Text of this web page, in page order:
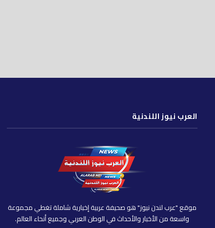
العرب نيوز اللندنية
موقع "عرب لندن نيوز" هو صحيفة عربية إخبارية شاملة تغطي مجموعة
واسعة من الأخبار والأحداث في الوطن العربي وجميع أنحاء العالم.